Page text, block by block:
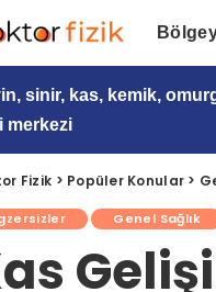
sinir, kas, kemik,
merkezi
Fizik > Popüler Konular >
Genel Sağlık